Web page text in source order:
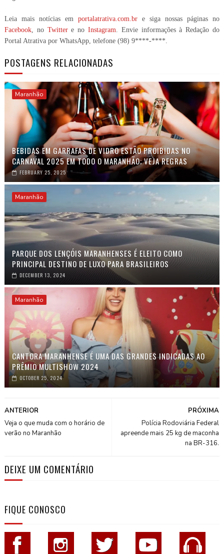
Leia mais notícias em portalatrativa.com.br e siga nossas páginas no
Facebook, no Twittere noInstagram. Envie informações à Redação do
Portal Atrativa por WhatsApp, telefone (98) 9****-****.
POSTAGENS RELACIONADAS
Maranhão
BEBIDAS EM GARRAFAS DE VIDRO ESTÃO PROIBIDAS NO
CARNAVAL 2025 EM TODO O MARANHÃO; VEJA REGRAS
FEBRUARY 25, 2025
Maranhão
PARQUE DOS LENÇÓIS MARANHENSES É ELEITO COMO
PRINCIPAL DESTINO DE LUXO PARA BRASILEIROS
DECEMBER 13, 2024
Maranhão
CANTORA MARANHENSE É UMA DAS GRANDES INDICADAS AO
PRÊMIO MULTISHOW 2024
OCTOBER 25, 2024
PRÓXIMA
Polícia Rodoviária Federal
apreende mais 25 kg de maconha
na BR-316.
ANTERIOR
Veja o que muda com o horário de
verão no Maranhão
DEIXE UM COMENTÁRIO
FIQUE CONOSCO